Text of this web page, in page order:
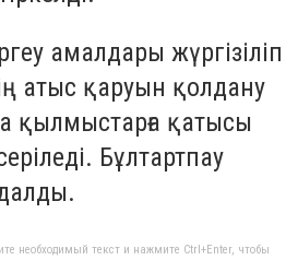
амалдары жүргізіліп
атыс қаруын қолдану
қылмыстарға қатысы
Бұлтартпау
необходимый текст и нажмите Ctrl+Enter, чтобы